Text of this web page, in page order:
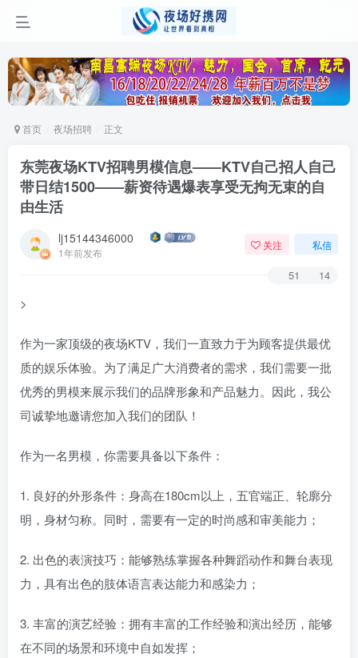
首页 夜场招聘 正文
东莞夜场KTV招聘男模信息——KTV自己招人自己
带日结1500——薪资待遇爆表享受无拘无束的自
由生活
lj15144346000
1年前发布
关注 私信
51 14
>
作为一家顶级的夜场KTV，我们一直致力于为顾客提供最优
质的娱乐体验。为了满足广大消费者的需求，我们需要一批
优秀的男模来展示我们的品牌形象和产品魅力。因此，我公
司诚挚地邀请您加入我们的团队！
作为一名男模，你需要具备以下条件：
1. 良好的外形条件：身高在180cm以上，五官端正、轮廓分
明，身材匀称。同时，需要有一定的时尚感和审美能力；
2. 出色的表演技巧：能够熟练掌握各种舞蹈动作和舞台表现
力，具有出色的肢体语言表达能力和感染力；
3. 丰富的演艺经验：拥有丰富的工作经验和演出经历，能够
在不同的场景和环境中自如发挥；